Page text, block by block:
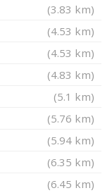
(3.83 km)
(4.53 km)
(4.53 km)
(4.83 km)
(5.1 km)
(5.76 km)
(5.94 km)
(6.35 km)
(6.45 km)